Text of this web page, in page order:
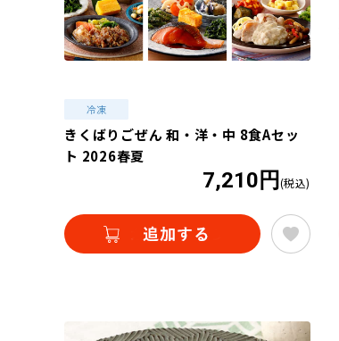
きくばりごぜん 和・洋・中 8食Aセッ
ト 2026春夏
7,210円 (税込)